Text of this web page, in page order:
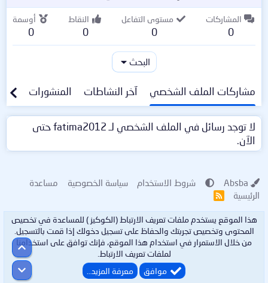
المشاركات
0
مستوى التفاعل
0
النقاط
0
أوسمة
0
البحث
مشاركات الملف الشخصي آخر النشاطات المنشورات
لا توجد رسائل في الملف الشخصي لـ fatima2012 حتى
الآن.
شروط الاستخدام سياسة الخصوصية
مساعدة
الرئيسية
R
هذا الموقع يستخدم ملفات تعريف الارتباط (الكوكيز ) للمساعدة في تخصيص
المحتوى وتخصيص تجربتك والحفاظ على تسجيل دخولك إذا قمت بالتسجيل.
من خلال الاستمرار في استخدام هذا الموقع، فإنك توافق على استخدامنا
لملفات تعريف الارتباط.
موافق
معرفة المزيد…
أعلى